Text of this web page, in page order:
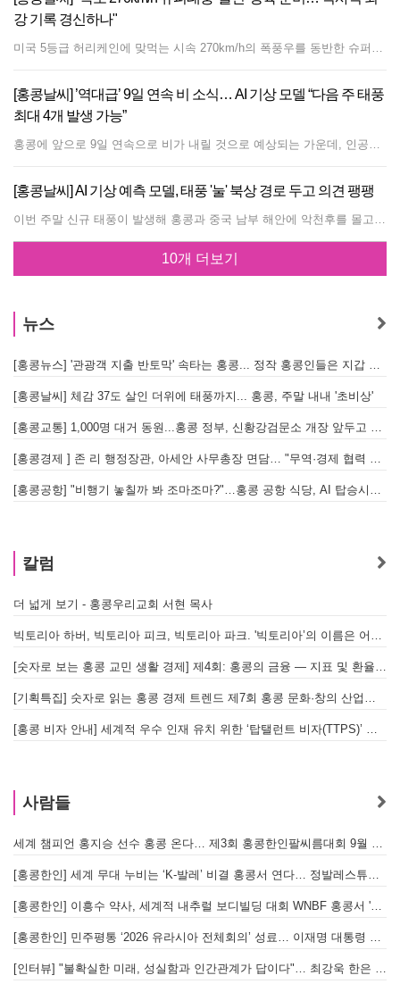
강 기록 경신하나"
미국 5등급 허리케인에 맞먹는 시속 270km/h의 폭풍우를 동반한 슈퍼태풍 '돌핀(Dolphin)'이 태평양 수역에서 급격히 세력을 확장하며 역대 최강급 태풍으로 발달하고 있다. 홍콩 천문대(HKO)의 기상 예측 블록에 따르면, 수치 예보 모델과 인공지능(AI) 기상 예측 모델 모두 태풍 돌핀이 매우 높은 수온과 약한 상층 기류 분산 등 유리한 환경 조건 속에서 세력을 더욱 키울 것으로 예상했다. 이에 따라 1961년 슈퍼태풍 '낸시(Nancy)'와 1979년 '팁(Tip)'이 기록했던 최대 풍속 305km/h 수준에 도달하거나 이를 뛰어넘을 가능성도 제기되고 있다. 천문대는 컴퓨터 모델의 초기 예측 결과에는 일정한 오차가 존재하며 예보 기간이 길어질수록 불확실성이 커진다고 지적했다. 태풍 돌핀의 최종 세력은 태풍의 구조가 잘 유지되는지, 그리고 건조한 공기의 침투나 눈벽 교체 주기와 같은 방해 요인을 만나는지 여부에 따라 결정될 전망이다. 기상예보관들은 위성 및 레이더 관측 데이터와 함께 기존 전통 모델 및 AI 모델을 종합적으로 활용해 태풍의 이동 경로와 세력을 지속적으로 감시하고 있다. 태풍 이름인 '돌핀'은 홍콩이 제출한 명칭으로, 홍콩 수역에 서식하는 마스코트이자 보호종인 Chinese white dolphin에서 유래했다.
[홍콩날씨] ’역대급’ 9일 연속 비 소식… AI 기상 모델 “다음 주 태풍
최대 4개 발생 가능”
홍콩에 앞으로 9일 연속으로 비가 내릴 것으로 예상되는 가운데, 인공지능(AI) 기상 예측 모델들은 다음 주에 이 지역을 중심으로 최대 4개의 열대저기압(태풍)이 발달할 수 있다고 전망했다. 홍콩 천문대는 향후 며칠 동안 광둥성 연안과 남중국해 북부에 저기압 구거가 형성되어 비와 뇌우를 가져올 것이라고 밝혔다. 주말과 다음 주 초에는 상공의 기압골 불안정이 접근하면서 기상 조건이 더욱 악화할 것으로 예상된다. 강한 뇌우를 동반한 장대비가 내릴 수 있으며, 저기압 구거 내에서 저기압 영역이 발달할 가능성도 있다. AI 기상 예측 모델인 펑우(FengWu, 鳳梧)는 다음 주 중반에서 후반 사이 남중국해 북부, 오키나와, 호카이도, 괌 인근에서 총 4개의 열대저기압 시스템이 발생할 수 있다고 예측했다. 일부 시뮬레이션 결과에 따르면, 남중국해에서 발달하는 시스템은 8월 5일경 형성된 뒤 북서쪽으로 이동해 8월 9일경 홍콩에 가장 가까이 접근할 것으로 보인다. 또 다른 AI 모델인 판구(Pangu, 盤古) 역시 해당 기압계가 8월 9일경 홍콩에 가장 근접할 것으로 예상했다. 반면 유럽중기예보센터(ECMWF)의 AIFS 모델은 이보다 느린 속도로 이동하여 8월 12일경 홍콩에 접근할 가능성을 제시했다. 다만 이러한 장기 기상 예측은 불확실성이 매우 높으며, 기압계의 발달 양상에 따라 향후 예측이 크게 달라질 수 있다. 천문대의 9일 예보에 따르면 목요일부터 8월 7일까지 매일 비가 내릴 것으로 보인다. 특히 일요일에는 강한 뇌우와 함께 폭우가 내릴 확률이 매우 높을 것으로 전망된다.
[홍콩날씨] AI 기상 예측 모델, 태풍 '눌' 북상 경로 두고 의견 팽팽
이번 주말 신규 태풍이 발생해 홍콩과 중국 남부 해안에 악천후를 몰고 올 것으로 예상되는 가운데, 인공지능(AI) 기상 예측 모델들이 태풍의 정확한 이동 경로를 두고 서로 다른 전망을 내놓았다. 홍콩 천문대는 필리핀 동쪽 해상의 저기압 지대를 집중 관측하고 있으며, 이 시스템이 열대 저기압으로 발달해 이번 주말 홍콩과 중국 남부 해안선에 접근할 것으로 전망했다. 이에 따라 강풍과 뇌우, 거친 파도가 동반될 것으로 예상된다. 기상 당국은 화요일 발표를 통해 해당 시스템이 향후 며칠간 발달을 거친 뒤 이번 주 후반 남중국해 북부에 진입할 것으로 분석했다. 주말 동안 광둥성 해안가를 향해 이동할 것으로 예상되나, 정확한 강도와 상륙 지점은 여전히 변수가 큰 상황이다. 첨단 글로벌 기상 예측 기술들도 태풍의 정확한 이동 경로에 대해 상반된 시나리오를 제시하고 있다. 홍콩 천문대의 AI 기상 플랫폼에 따르면, 유럽중기예보센터(ECMWF)의 AIFS 모델과 기존 유럽 슈퍼컴퓨터는 태풍이 홍콩을 향해 직진할 것으로 예측했으며, 오는 일요일(7월 26일) 홍콩과 가장 가까워질 것으로 보았다. 반면 풍우(Fengwu), 판구(Pangu), 푸시(Fuxi) 등 다른 주요 AI 예측 모델들은 보다 북쪽으로 향하는 경로를 제시하며, 토요일경 푸젠성(Fujian)의 샤먼(Xiamen)과 푸저우(Fuzhou) 사이에 상륙할 가능성을 가리키고 있다. 이처럼 최종 목적지에 대한 예측은 엇갈리고 있으나, 기상학자들은 모든 주요 예측 모델이 전날 발표된 경로에 비해 약간 북쪽으로 이동 궤적을 수정했다는 점에 주목하고 있다. 태풍이 동쪽으로 치우쳐 해안가 더 높은 지역에 상륙하는 시나리오는 홍콩에 미치는 파괴적인 바람의 영향력을 줄여줄 수 있지만, 전문가들은 안일한 태도를 경계해야 한다고 강력히 경고했다. 주말의 악천후가 찾아오기 전 며칠 동안은 잠시 날씨가 소강상태를 보일 것으로 예상된다. 홍콩 천문대는 광둥성 해안을 따라 아열대 고기압이 발달함에 따라 향후 2~3일간 소나기가 줄어들고, 구름 많은 날씨 대신 무더운 볕이 내리쬐는 날씨가 이어질 것으로 내다봤다. 그러나 토요일 늦은 시각부터 일요일까지는 기상 시스템이 점차 접근하면서 불안정한 날씨와 함께 돌풍을 동반한 소나기, 뇌우, 높은 파도가 다시 몰려와 기상 조건이 급격히 악화될 것으로 예측된다.
10개 더보기
뉴스
[홍콩뉴스] '관광객 지출 반토막' 속타는 홍콩... 정작 홍콩인들은 지갑 들고 해외로?
[홍콩날씨] 체감 37도 살인 더위에 태풍까지... 홍콩, 주말 내내 '초비상'
[홍콩교통] 1,000명 대거 동원...홍콩 정부, 신황강검문소 개장 앞두고 실전 훈련 돌입
[홍콩경제 ] 존 리 행정장관, 아세안 사무총장 면담… "무역·경제 협력 한층 강화한다"
[홍콩공항] "비행기 놓칠까 봐 조마조마?"…홍콩 공항 식당, AI 탑승시간 계산해 메뉴 추천해 준다
칼럼
더 넓게 보기 - 홍콩우리교회 서현 목사
빅토리아 하버, 빅토리아 피크, 빅토리아 파크. '빅토리아’의 이름은 어떻게 온 걸까? - [이승권 원장의 생활칼럼]
[숫자로 보는 홍콩 교민 생활 경제] 제4회: 홍콩의 금융 — 지표 및 환율, MPF 운영 현황
[기획특집] 숫자로 읽는 홍콩 경제 트렌드 제7회 홍콩 문화·창의 산업의 구조와 분야별 동향
[홍콩 비자 안내] 세계적 우수 인재 유치 위한 ‘탑탤런트 비자(TTPS)’ 주요 요건
사람들
세계 챔피언 홍지승 선수 홍콩 온다… 제3회 홍콩한인팔씨름대회 9월 12일 개최
[홍콩한인] 세계 무대 누비는 ‘K-발레’ 비결 홍콩서 연다… 정발레스튜디오 개원
[홍콩한인] 이흥수 약사, 세계적 내추럴 보디빌딩 대회 WNBF 홍콩서 '마스터 부문 1위' 기염
[홍콩한인] 민주평통 ‘2026 유라시아 전체회의’ 성료… 이재명 대통령 참석으로 의미 더해
[인터뷰] "불확실한 미래, 성실함과 인간관계가 답이다"… 최강욱 한은 부소장이 청소년들에게 전하는 응원